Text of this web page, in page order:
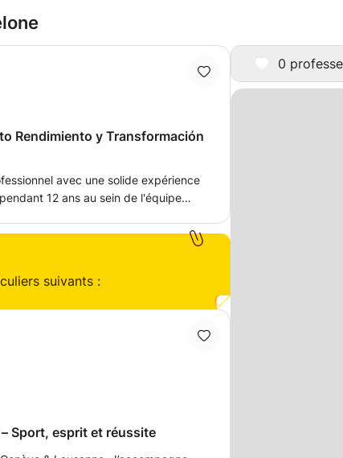
0
Rendimiento y Transformación
avec une solide expérience
12 ans au sein de l'équipe
suivants :
Sport, esprit et réussite